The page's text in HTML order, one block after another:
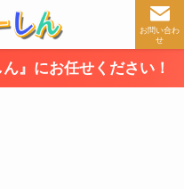
お問い合わ
せ
任せください！